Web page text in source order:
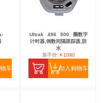
车
Ultrak 496 500
圈数字
计时器,倒数间隔跟踪器,防
水
炼手价:￥1080
加入购物车